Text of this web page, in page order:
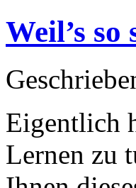
Weil’s
Eigentlich
Lernen zu